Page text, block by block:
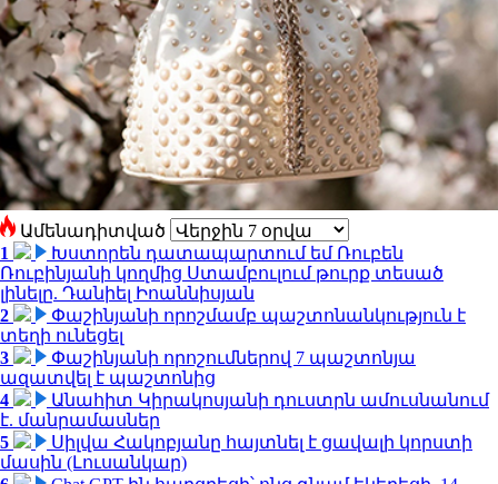
Ամենադիտված
1
Խստորեն դատապարտում եմ Ռուբեն
Ռուբինյանի կողմից Ստամբուլում թուրք տեսած
լինելը. Դանիել Իոաննիսյան
2
Փաշինյանի որոշմամբ պաշտոնանկություն է
տեղի ունեցել
3
Փաշինյանի որոշումներով 7 պաշտոնյա
ազատվել է պաշտոնից
4
Անահիտ Կիրակոսյանի դուստրն ամուսնանում
է. մանրամասներ
5
Սիլվա Հակոբյանը հայտնել է ցավալի կորստի
մասին (Լուսանկար)